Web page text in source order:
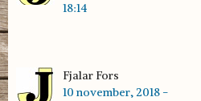
18:14
Hoppas bilden blir kvar!
Fjalar Fors
10 november, 2018 -